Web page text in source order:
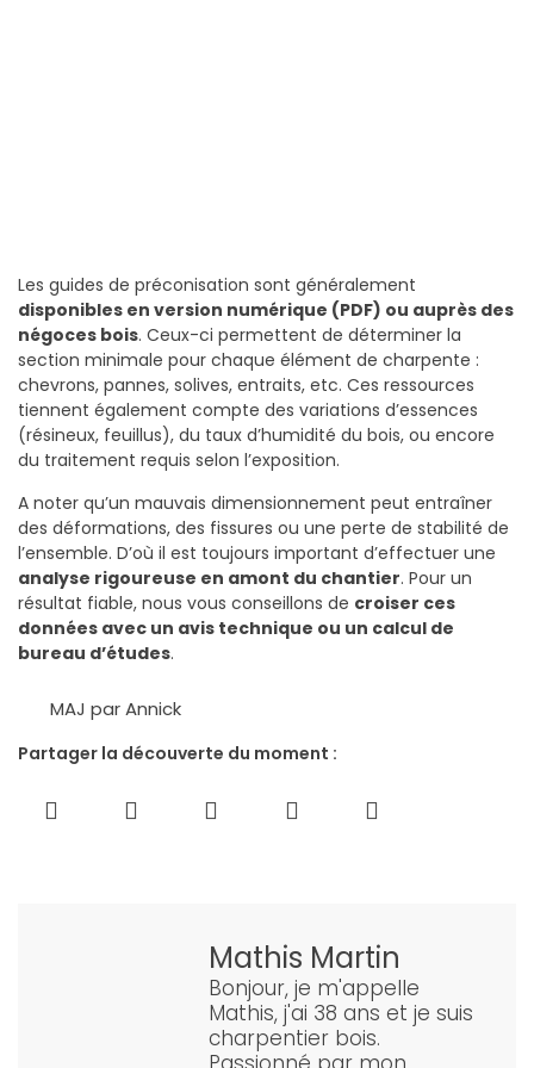
Les guides de préconisation sont généralement
disponibles en version numérique (PDF) ou auprès des
négoces bois. Ceux-ci permettent de déterminer la
section minimale pour chaque élément de charpente :
chevrons, pannes, solives, entraits, etc. Ces ressources
tiennent également compte des variations d’essences
(résineux, feuillus), du taux d’humidité du bois, ou encore
du traitement requis selon l’exposition.
A noter qu’un mauvais dimensionnement peut entraîner
des déformations, des fissures ou une perte de stabilité de
l’ensemble. D’où il est toujours important d’effectuer une
analyse rigoureuse en amont du chantier. Pour un
résultat fiable, nous vous conseillons de croiser ces
données avec un avis technique ou un calcul de
bureau d’études.
MAJ par Annick
Partager la découverte du moment :
Mathis Martin
Bonjour, je m'appelle
Mathis, j'ai 38 ans et je suis
charpentier bois.